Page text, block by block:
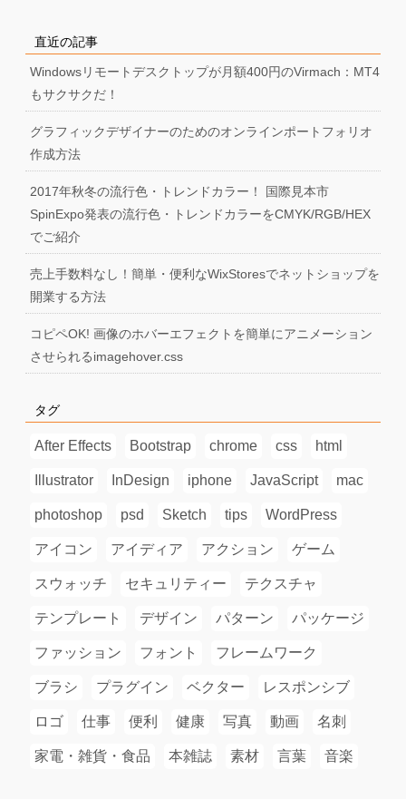
直近の記事
Windowsリモートデスクトップが月額400円のVirmach：MT4
もサクサクだ！
グラフィックデザイナーのためのオンラインポートフォリオ
作成方法
2017年秋冬の流行色・トレンドカラー！ 国際見本市
SpinExpo発表の流行色・トレンドカラーをCMYK/RGB/HEX
でご紹介
売上手数料なし！簡単・便利なWixStoresでネットショップを
開業する方法
コピペOK! 画像のホバーエフェクトを簡単にアニメーション
させられるimagehover.css
タグ
After Effects Bootstrap chrome css html
Illustrator InDesign iphone JavaScript mac
photoshop psd Sketch tips WordPress
アイコン アイディア アクション ゲーム
スウォッチ セキュリティー テクスチャ
テンプレート デザイン パターン パッケージ
ファッション フォント フレームワーク
ブラシ プラグイン ベクター レスポンシブ
ロゴ 仕事 便利 健康 写真 動画 名刺
家電・雑貨・食品 本雑誌 素材 言葉 音楽